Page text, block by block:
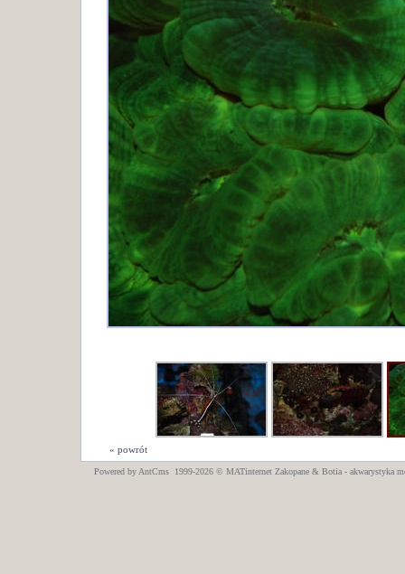
« powrót
Powered by AntCms 1999-2026 © MATinternet Zakopane& Botia - akwarystyka